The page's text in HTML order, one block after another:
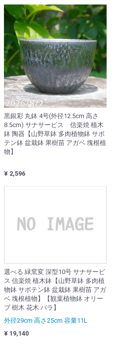
黒銀彩 丸鉢 4号(外径12.5cm 高さ
8.5cm) サナサービス 信楽焼 植木
鉢 陶器【山野草鉢 多肉植物鉢 サボ
テン鉢 盆栽鉢 果樹苗 アガベ 塊根植
物】
¥ 2,596
選べる 緑窯変 深型10号 サナサービ
ス 信楽焼 植木鉢【山野草鉢 多肉植
物鉢 サボテン鉢 盆栽鉢 果樹苗 アガ
ベ 塊根植物】【観葉植物鉢 オリー
ブ 樹木 花木 バラ】
外径29cm 高さ25cm 容量11L
¥ 19,140